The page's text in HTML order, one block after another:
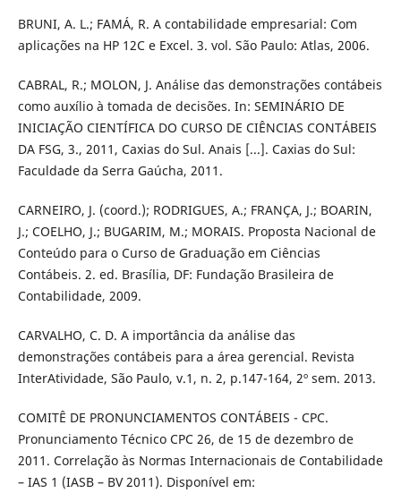
BRUNI, A. L.; FAMÁ, R. A contabilidade empresarial: Com
aplicações na HP 12C e Excel. 3. vol. São Paulo: Atlas, 2006.
CABRAL, R.; MOLON, J. Análise das demonstrações contábeis
como auxílio à tomada de decisões. In: SEMINÁRIO DE
INICIAÇÃO CIENTÍFICA DO CURSO DE CIÊNCIAS CONTÁBEIS
DA FSG, 3., 2011, Caxias do Sul. Anais [...]. Caxias do Sul:
Faculdade da Serra Gaúcha, 2011.
CARNEIRO, J. (coord.); RODRIGUES, A.; FRANÇA, J.; BOARIN,
J.; COELHO, J.; BUGARIM, M.; MORAIS. Proposta Nacional de
Conteúdo para o Curso de Graduação em Ciências
Contábeis. 2. ed. Brasília, DF: Fundação Brasileira de
Contabilidade, 2009.
CARVALHO, C. D. A importância da análise das
demonstrações contábeis para a área gerencial. Revista
InterAtividade, São Paulo, v.1, n. 2, p.147-164, 2º sem. 2013.
COMITÊ DE PRONUNCIAMENTOS CONTÁBEIS - CPC.
Pronunciamento Técnico CPC 26, de 15 de dezembro de
2011. Correlação às Normas Internacionais de Contabilidade
– IAS 1 (IASB – BV 2011). Disponível em: